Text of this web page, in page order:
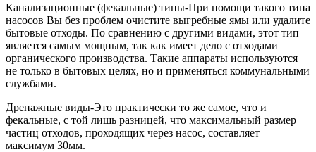
Канализационные (фекальные) типы-При помощи такого типа
насосов Вы без проблем очистите выгребные ямы или удалите
бытовые отходы. По сравнению с другими видами, этот тип
является самым мощным, так как имеет дело с отходами
органического производства. Такие аппараты используются
не только в бытовых целях, но и применяться коммунальными
службами.
Дренажные виды-Это практически то же самое, что и
фекальные, с той лишь разницей, что максимальный размер
частиц отходов, проходящих через насос, составляет
максимум 30мм.